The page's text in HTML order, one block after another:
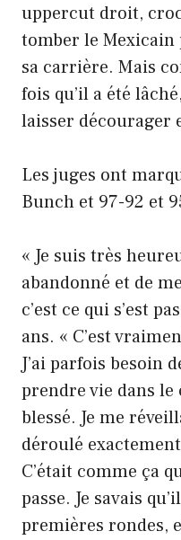
uppercut droit,
tomber le Mexicain
sa carrière. Mais
fois qu’il a été
laisser décourager
Les juges ont
Bunch et 97-92 et
« Je suis très
abandonné et de
c’est ce qui s’est
ans. « C’est
J’ai parfois besoin
prendre vie dans le
blessé. Je me
déroulé
C’était comme ça
passe. Je savais
premières rondes,